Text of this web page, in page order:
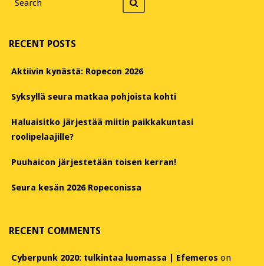
for
RECENT POSTS
Aktiivin kynästä: Ropecon 2026
Syksyllä seura matkaa pohjoista kohti
Haluaisitko järjestää miitin paikkakuntasi
roolipelaajille?
Puuhaicon järjestetään toisen kerran!
Seura kesän 2026 Ropeconissa
RECENT COMMENTS
Cyberpunk 2020: tulkintaa luomassa | Efemeros on